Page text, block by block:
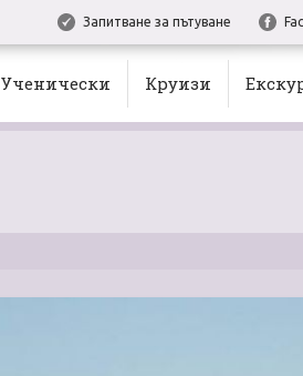
Запитване за пътуване
Ученически Круизи